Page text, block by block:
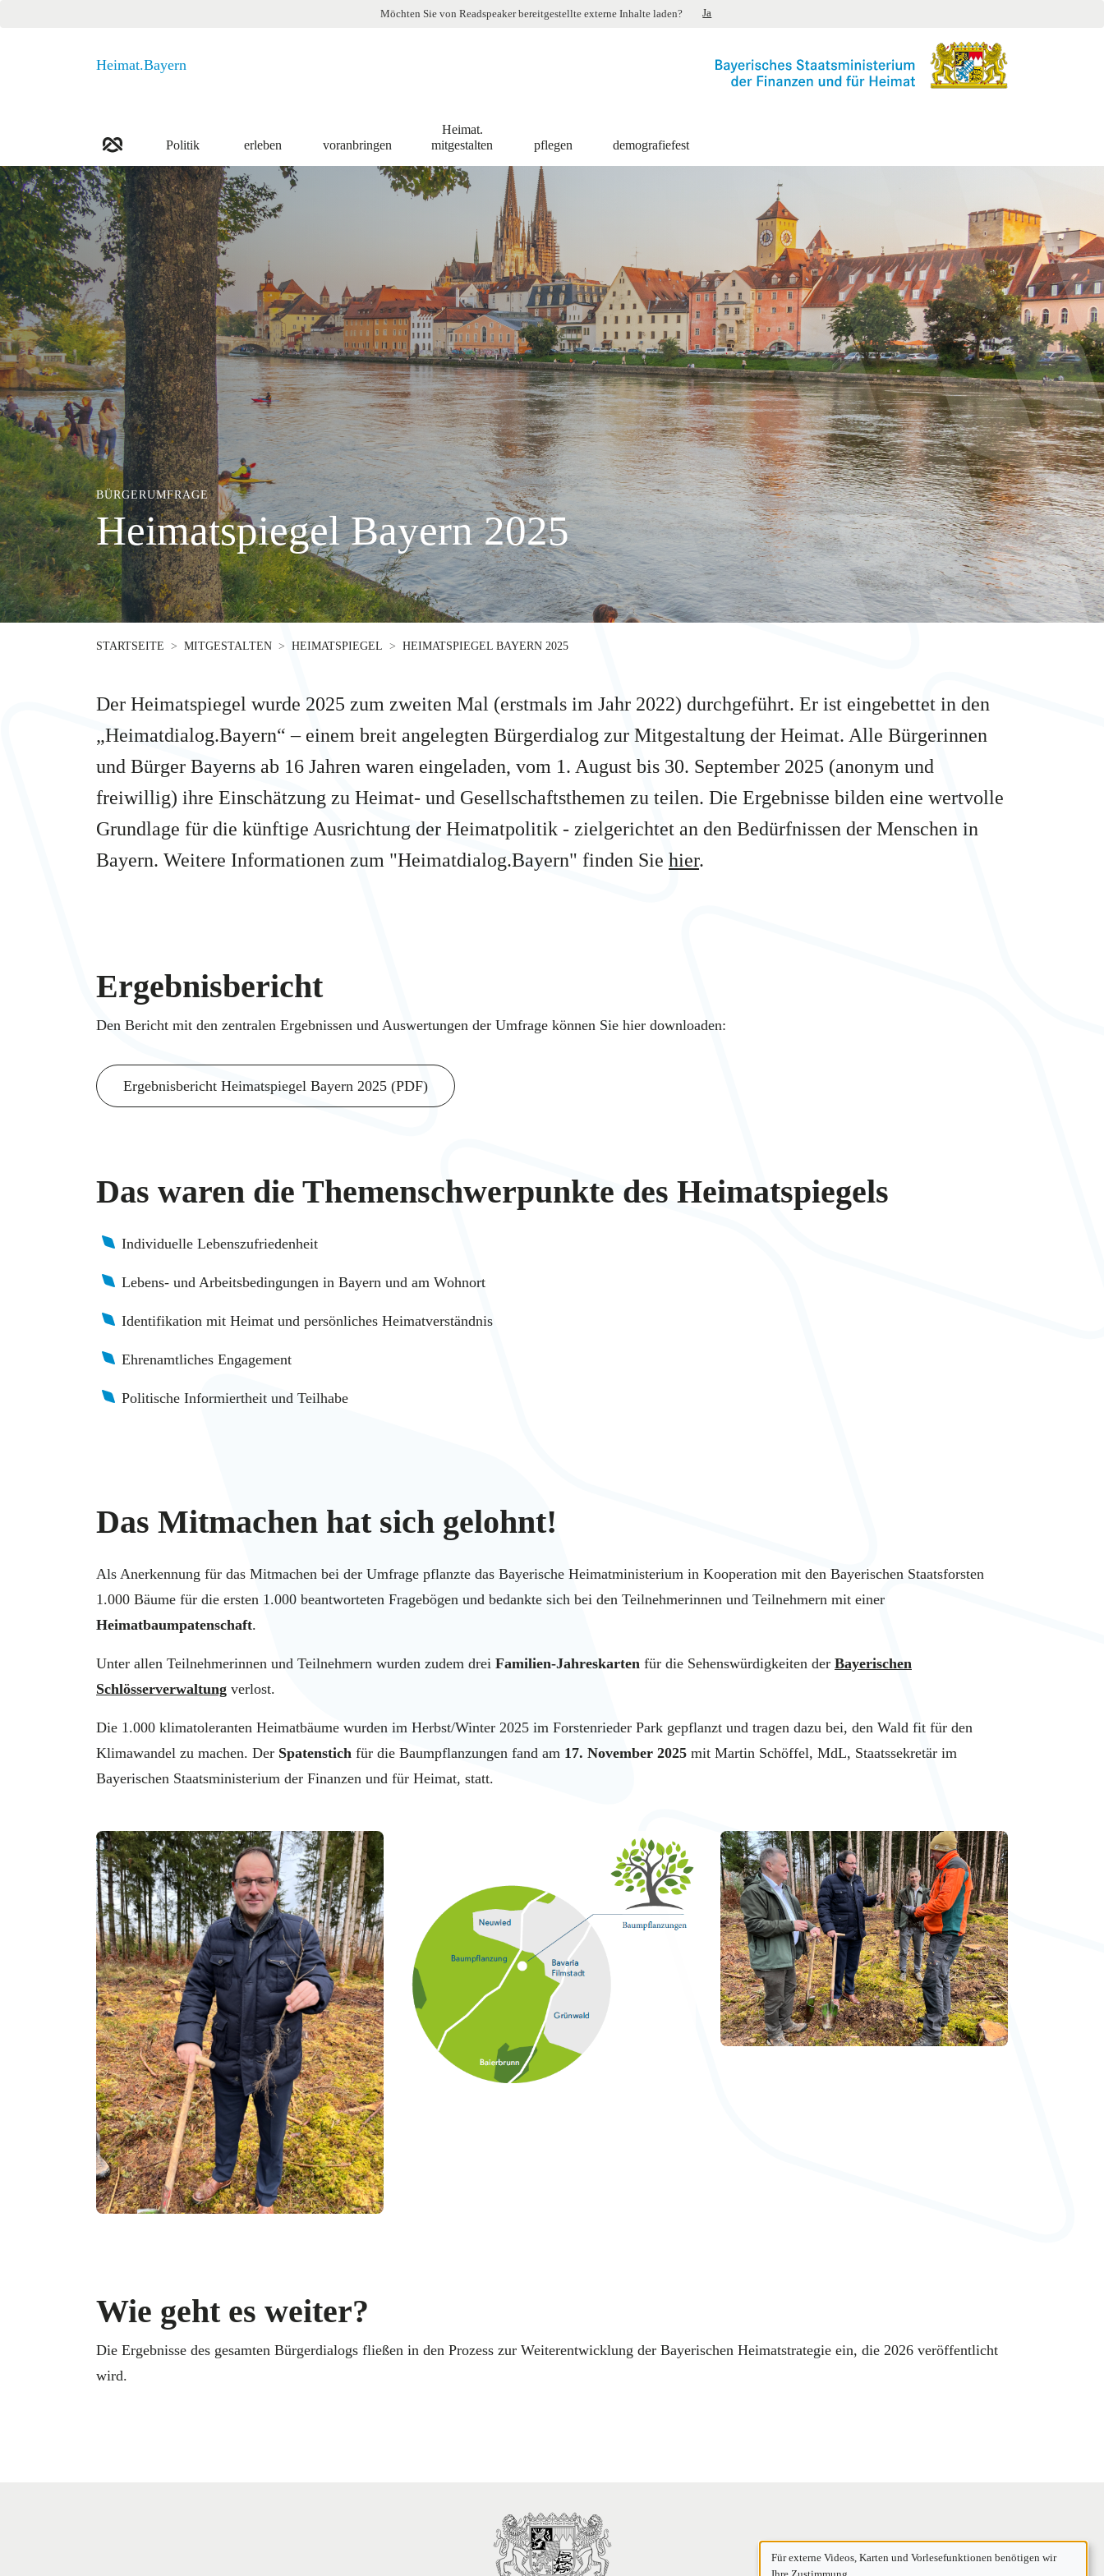
Möchten Sie vonReadspeakerbereitgestellte externe Inhalte laden? Ja
Heimat.Bayern
Politik erleben voranbringen
Heimat.
mitgestalten
pflegen demografiefest
BÜRGERUMFRAGE
Heimatspiegel Bayern 2025
STARTSEITE MITGESTALTEN HEIMATSPIEGEL HEIMATSPIEGEL BAYERN 2025
Der Heimatspiegel wurde 2025 zum zweiten Mal (erstmals im Jahr 2022) durchgeführt. Er ist eingebettet in den
„Heimatdialog.Bayern“ – einem breit angelegten Bürgerdialog zur Mitgestaltung der Heimat. Alle Bürgerinnen
und Bürger Bayerns ab 16 Jahren waren eingeladen, vom 1. August bis 30. September 2025 (anonym und
freiwillig) ihre Einschätzung zu Heimat- und Gesellschaftsthemen zu teilen. Die Ergebnisse bilden eine wertvolle
Grundlage für die künftige Ausrichtung der Heimatpolitik - zielgerichtet an den Bedürfnissen der Menschen in
Bayern. Weitere Informationen zum "Heimatdialog.Bayern" finden Sie hier.
Ergebnisbericht
Den Bericht mit den zentralen Ergebnissen und Auswertungen der Umfrage können Sie hier downloaden:
Ergebnisbericht Heimatspiegel Bayern 2025 (PDF)
Das waren die Themenschwerpunkte des Heimatspiegels
Individuelle Lebenszufriedenheit
Lebens- und Arbeitsbedingungen in Bayern und am Wohnort
Identifikation mit Heimat und persönliches Heimatverständnis
Ehrenamtliches Engagement
Politische Informiertheit und Teilhabe
Das Mitmachen hat sich gelohnt!
Als Anerkennung für das Mitmachen bei der Umfrage pflanzte das Bayerische Heimatministerium in Kooperation mit den Bayerischen Staatsforsten
1.000 Bäume für die ersten 1.000 beantworteten Fragebögen und bedankte sich bei den Teilnehmerinnen und Teilnehmern mit einer
Heimatbaumpatenschaft.
Unter allen Teilnehmerinnen und Teilnehmern wurden zudem drei Familien-Jahreskarten für die Sehenswürdigkeiten der Bayerischen
Schlösserverwaltung verlost.
Die 1.000 klimatoleranten Heimatbäume wurden im Herbst/Winter 2025 im Forstenrieder Park gepflanzt und tragen dazu bei, den Wald fit für den
Klimawandel zu machen. Der Spatenstich für die Baumpflanzungen fand am 17. November 2025 mit Martin Schöffel, MdL, Staatssekretär im
Bayerischen Staatsministerium der Finanzen und für Heimat, statt.
Wie geht es weiter?
Die Ergebnisse des gesamten Bürgerdialogs fließen in den Prozess zur Weiterentwicklung der Bayerischen Heimatstrategie ein, die 2026 veröffentlicht
wird.
Für externe Videos, Karten und Vorlesefunktionen benötigen wir